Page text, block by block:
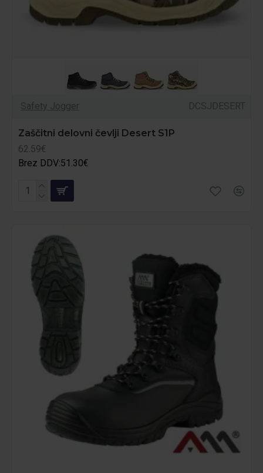
Safety Jogger DCSJDESERT
Zaščitni delovni čevlji Desert S1P
62.59€
Brez DDV:51.30€